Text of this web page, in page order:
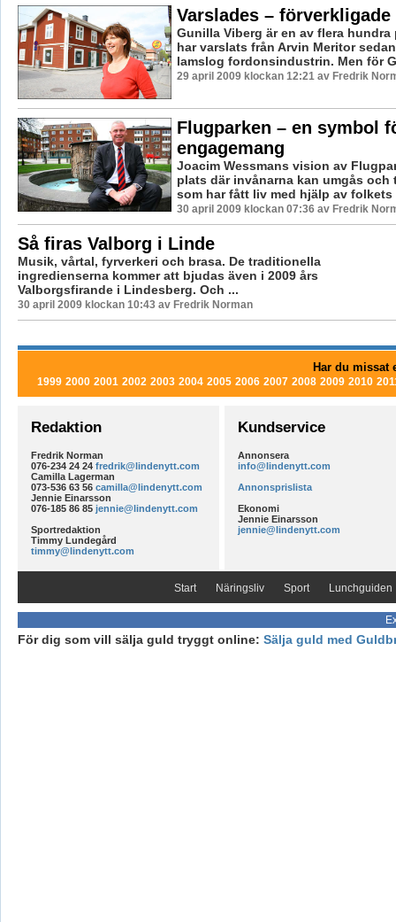
Varslades –
Gunilla Viberg är en av flera hundra
har varslats från Arvin Meritor
lamslog fordonsindustrin. Men för
29 april 2009 klockan 12:21 av Fredrik
Flugparken – en symbol
engagemang
Joacim Wessmans vision av
plats där invånarna kan umgås och
som har fått liv med hjälp av folkets
30 april 2009 klockan 07:36 av Fredrik
Så firas Valborg i Linde
Musik, vårtal, fyrverkeri och brasa. De traditionella
ingredienserna kommer att bjudas även i 2009 års
Valborgsfirande i Lindesberg. Och ...
30 april 2009 klockan 10:43 av Fredrik Norman
Har du missat
1999 2000 2001 2002 2003 2004 2005 2006 2007 2008 2009 2010
Redaktion
Fredrik Norman
076-234 24 24 fredrik@lindenytt.com
Camilla Lagerman
073-536 63 56 camilla@lindenytt.com
Jennie Einarsson
076-185 86 85 jennie@lindenytt.com
Sportredaktion
Timmy Lundegård
timmy@lindenytt.com
Kundservice
Annonsera
info@lindenytt.com
Annonsprislista
Ekonomi
Jennie Einarsson
jennie@lindenytt.com
Start Näringsliv Sport Lunchguiden
För dig som vill sälja guld tryggt online: Sälja guld med